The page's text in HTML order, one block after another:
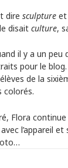
dire sculptureet
disait culture,
il y a un peu
pour le
de la
colorés.
Flora
l’appareil